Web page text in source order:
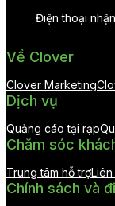
Điện thoại
Về Clover
Clover Marketing
Dịch vụ
Quảng cáo tại rạp
Chăm sóc
Trung tâm hỗ trợ
Chính sách và